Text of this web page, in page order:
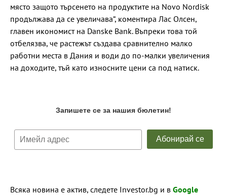
място защото търсенето на продуктите на Novo Nordisk
продължава да се увеличава“, коментира Лас Олсен,
главен икономист на Danske Bank. Въпреки това той
отбелязва, че растежът създава сравнително малко
работни места в Дания и води до по-малки увеличения
на доходите, тъй като износните цени са под натиск.
Всяка новина е актив, следете Investor.bg и в Google